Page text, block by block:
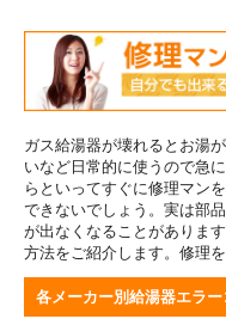
ガス給湯器が壊れるとお湯
いなど日常的に使うので急
らといってすぐに修理マン
できないでしょう。実は部
が出なくなることがありま
方法をご紹介します。修理
各メーカー別給湯器エラ